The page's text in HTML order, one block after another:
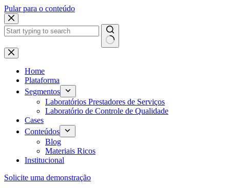
Pular para o conteúdo
Home
Plataforma
Segmentos
Laboratórios Prestadores de Serviços
Laboratório de Controle de Qualidade
Cases
Conteúdos
Blog
Materiais Ricos
Institucional
Solicite uma demonstração